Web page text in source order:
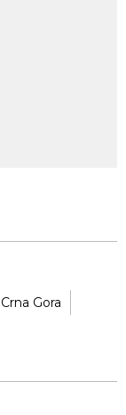
Crna Gora